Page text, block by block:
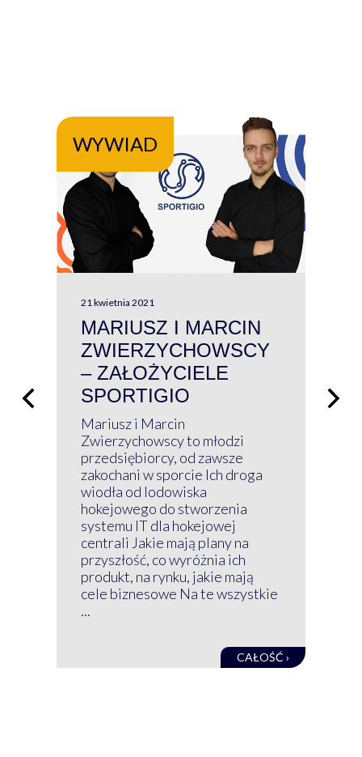
WYWIAD
21 kwietnia 2021
MARIUSZ I MARCIN
ZWIERZYCHOWSCY
– ZAŁOŻYCIELE
SPORTIGIO
Mariusz i Marcin
Zwierzychowscy to młodzi
przedsiębiorcy, od zawsze
zakochani w sporcie Ich droga
wiodła od lodowiska
hokejowego do stworzenia
systemu IT dla hokejowej
centrali Jakie mają plany na
przyszłość, co wyróżnia ich
produkt, na rynku, jakie mają
cele biznesowe Na te wszystkie
...
CAŁOŚĆ ›